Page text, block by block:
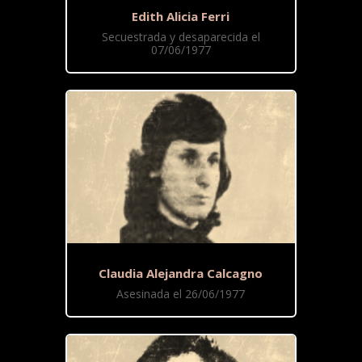
Edith Alicia Ferri
Secuestrada y desaparecida el
07/06/1977
Claudia Alejandra Calcagno
Asesinada el 26/06/1977